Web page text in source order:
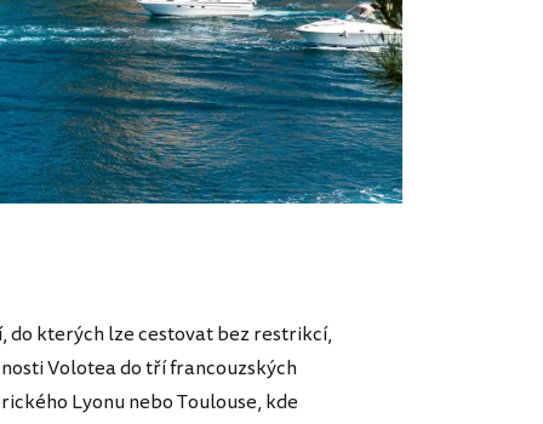
do kterých lze cestovat bez restrikcí,
Volotea do tří francouzských
Lyonu nebo Toulouse, kde